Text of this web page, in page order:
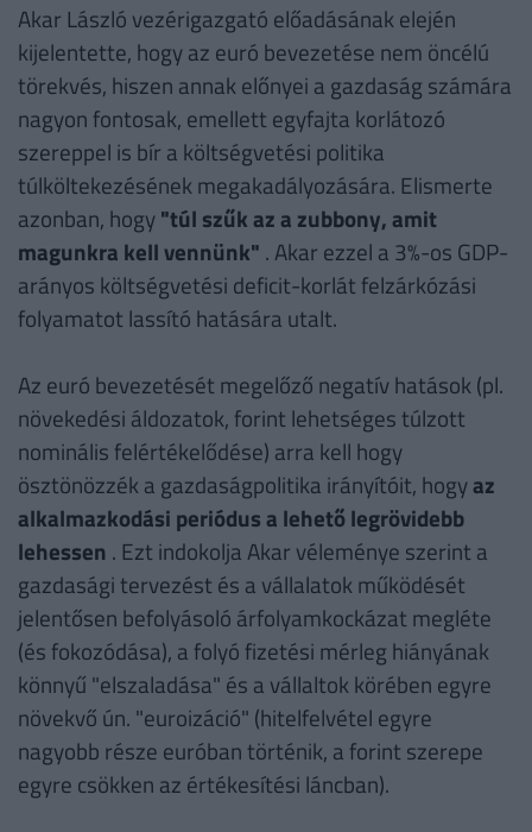
Akar László vezérigazgató előadásának elején
kijelentette, hogy az euró bevezetése nem öncélú
törekvés, hiszen annak előnyei a gazdaság számára
nagyon fontosak, emellett egyfajta korlátozó
szereppel is bír a költségvetési politika
túlköltekezésének megakadályozására. Elismerte
azonban, hogy"túl szűk az a zubbony, amit
magunkra kell vennünk" . Akar ezzel a 3%-os GDP-
arányos költségvetési deficit-korlát felzárkózási
folyamatot lassító hatására utalt.
Az euró bevezetését megelőző negatív hatások (pl.
növekedési áldozatok, forint lehetséges túlzott
nominális felértékelődése) arra kell hogy
ösztönözzék a gazdaságpolitika irányítóit, hogyaz
alkalmazkodási periódus a lehető legrövidebb
lehessen . Ezt indokolja Akar véleménye szerint a
gazdasági tervezést és a vállalatok működését
jelentősen befolyásoló árfolyamkockázat megléte
(és fokozódása), a folyó fizetési mérleg hiányának
könnyű "elszaladása" és a vállaltok körében egyre
növekvő ún. "euroizáció" (hitelfelvétel egyre
nagyobb része euróban történik, a forint szerepe
egyre csökken az értékesítési láncban).